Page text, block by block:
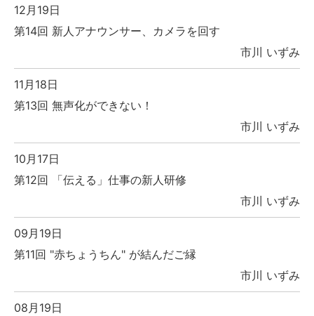
12月19日
第14回 新人アナウンサー、カメラを回す
市川 いずみ
11月18日
第13回 無声化ができない！
市川 いずみ
10月17日
第12回 「伝える」仕事の新人研修
市川 いずみ
09月19日
第11回 "赤ちょうちん" が結んだご縁
市川 いずみ
08月19日